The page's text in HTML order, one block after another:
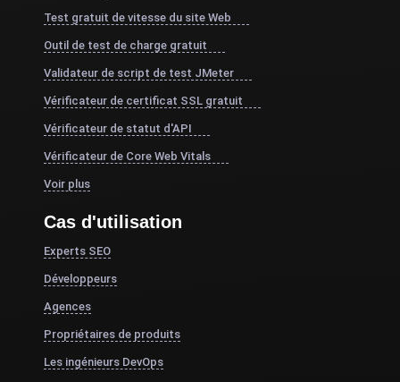
Test gratuit de vitesse du site Web
Outil de test de charge gratuit
Validateur de script de test JMeter
Vérificateur de certificat SSL gratuit
Vérificateur de statut d'API
Vérificateur de Core Web Vitals
Voir plus
Cas d'utilisation
Experts SEO
Développeurs
Agences
Propriétaires de produits
Les ingénieurs DevOps